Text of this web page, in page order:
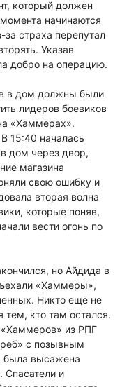
который должен
начинаются
за страха перепутал
Указав
добро на операцию.
в дом должны были
лидеров боевиков
«Хаммерах».
15:40 началась
дом через двор,
магазина
свою ошибку и
вторая волна
которые поняв,
вести огонь по
но Айдида в
«Хаммеры»,
Никто ещё не
тем, кто там остался.
«Хаммеров» из РПГ
с позывным
была высажена
Спасатели и